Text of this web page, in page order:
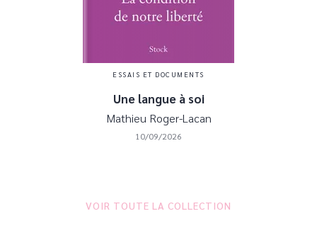
ESSAIS ET DOCUMENTS
Une langue à soi
Mathieu Roger-Lacan
10/09/2026
VOIR TOUTE LA COLLECTION